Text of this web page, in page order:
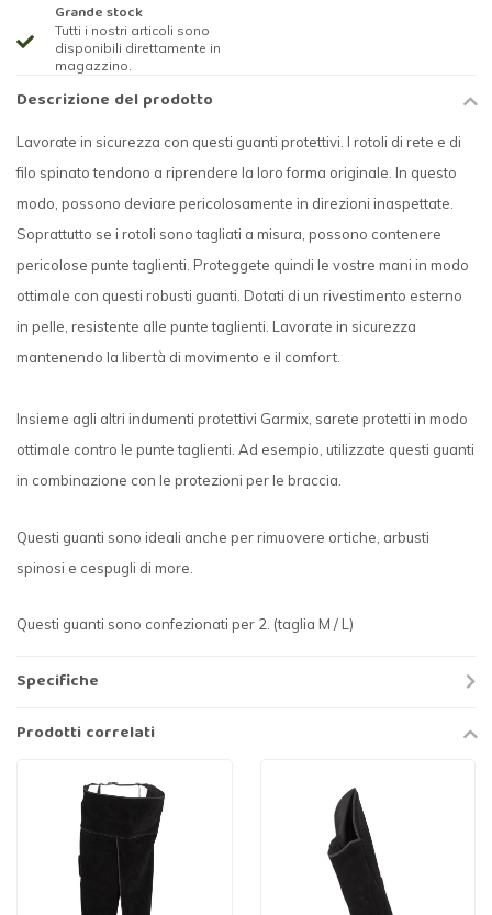
Grande stock
Tutti i nostri articoli sono
disponibili direttamente in
magazzino.
Descrizione del prodotto
Lavorate in sicurezza con questi guanti protettivi. I rotoli di rete e di
filo spinato tendono a riprendere la loro forma originale. In questo
modo, possono deviare pericolosamente in direzioni inaspettate.
Soprattutto se i rotoli sono tagliati a misura, possono contenere
pericolose punte taglienti. Proteggete quindi le vostre mani in modo
ottimale con questi robusti guanti. Dotati di un rivestimento esterno
in pelle, resistente alle punte taglienti. Lavorate in sicurezza
mantenendo la libertà di movimento e il comfort.
Insieme agli altri indumenti protettivi Garmix, sarete protetti in modo
ottimale contro le punte taglienti. Ad esempio, utilizzate questi guanti
in combinazione con le protezioni per le braccia.
Questi guanti sono ideali anche per rimuovere ortiche, arbusti
spinosi e cespugli di more.
Questi guanti sono confezionati per 2. (taglia M / L)
Specifiche
Prodotti correlati